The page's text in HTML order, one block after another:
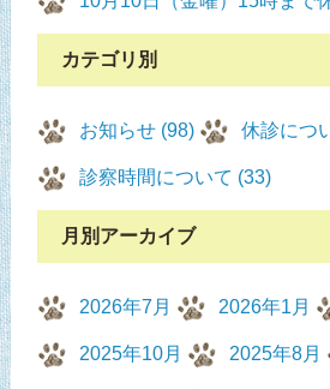
カテゴリ別
お知らせ (98) 休診につ
診察時間について (33)
月別アーカイブ
2026年7月 2026年1月
2025年10月 2025年8月